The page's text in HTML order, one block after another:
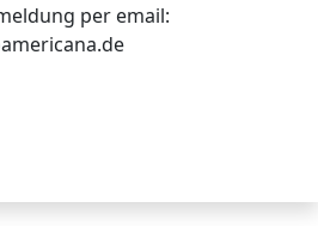
per email: